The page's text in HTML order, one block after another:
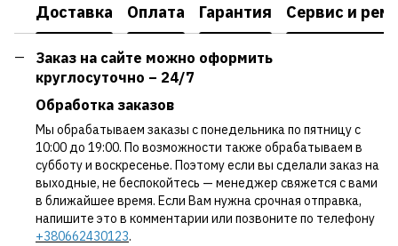
Доставка Оплата Гарантия Сервис и
Заказ на сайте можно оформить
круглосуточно – 24/7
Обработка заказов
Мы обрабатываем заказы с понедельника по пятницу с
10:00 до 19:00. По возможности также обрабатываем в
субботу и воскресенье. Поэтому если вы сделали заказ на
выходные, не беспокойтесь — менеджер свяжется с вами
в ближайшее время. Если Вам нужна срочная отправка,
напишите это в комментарии или позвоните по телефону
+380662430123.